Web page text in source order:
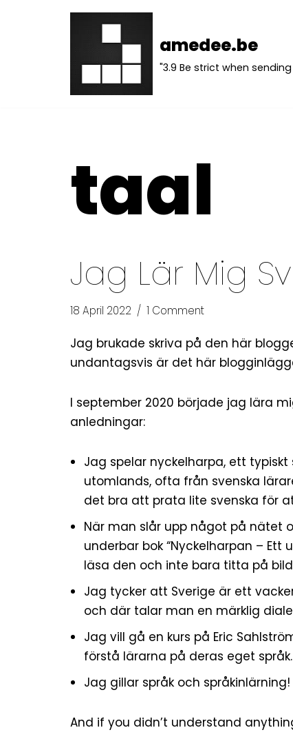
amedee.be
"3.9 Be strict when
taal
Jag Lär Mig
18 April 2022 1 Comment
Jag brukade skriva på den här
undantagsvis är det här
I september 2020 började jag lära
anledningar:
Jag spelar nyckelharpa, ett typiskt
utomlands, ofta från svenska
det bra att prata lite svenska för
När man slår upp något på nätet
underbar bok “Nyckelharpan – Ett
läsa den och inte bara titta på
Jag tycker att Sverige är ett
och där talar man en märklig
Jag vill gå en kurs på Eric
förstå lärarna på deras eget språk.
Jag gillar språk och
And if you didn’t understand